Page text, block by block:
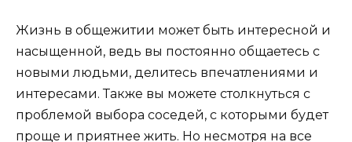
Жизнь в общежитии может быть интересной и
насыщенной, ведь вы постоянно общаетесь с
новыми людьми, делитесь впечатлениями и
интересами. Также вы можете столкнуться с
проблемой выбора соседей, с которыми будет
проще и приятнее жить. Но несмотря на все